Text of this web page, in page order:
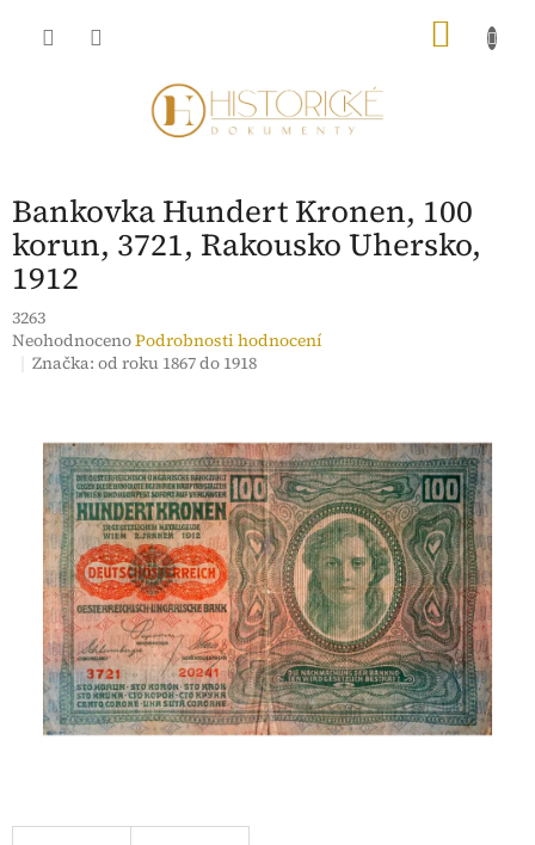
Bankovka Hundert Kronen, 100
korun, 3721, Rakousko Uhersko,
1912
3263
Průměrné
hodnocení
hvězdiček.
NeohodnocenoPodrobnosti hodnocení
Značka:od roku 1867 do 1918